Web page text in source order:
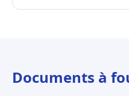
Documents à